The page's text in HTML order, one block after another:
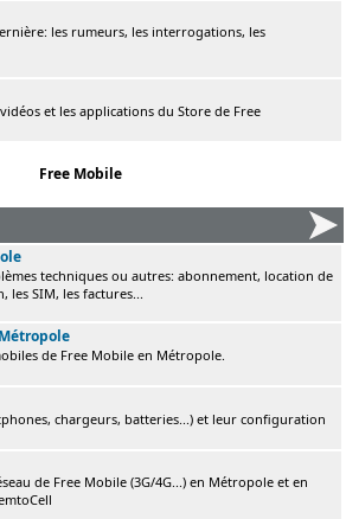
les rumeurs, les interrogations, les
et les applications du Store de Free
Free Mobile
techniques ou autres: abonnement, location de
SIM, les factures...
de Free Mobile en Métropole.
chargeurs, batteries...) et leur configuration
de Free Mobile (3G/4G...) en Métropole et en